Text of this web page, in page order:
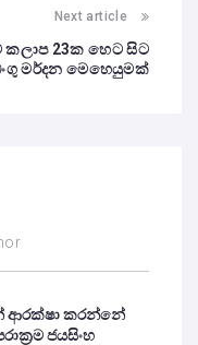
Next article
කලාප 23ක හෙට සිට
මර්දන මෙහෙයුමක්
ආරක්ෂා කරන්නේ
ජයසිංහ